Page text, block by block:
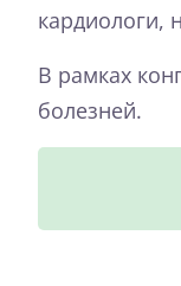
кардиологи,
В рамках
болезней.